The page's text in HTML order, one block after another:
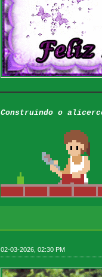
Construindo o
02-03-2026, 02:30 PM